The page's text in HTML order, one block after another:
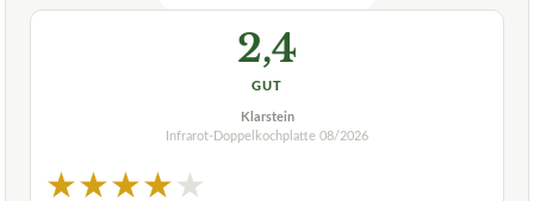
2,4
GUT
Klarstein
Infrarot-Doppelkochplatte 08/2026
★★★★★